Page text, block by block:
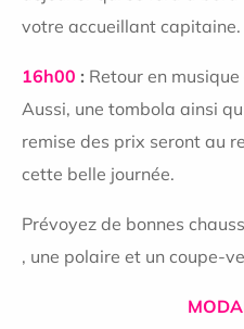
votre accueillant capitaine.
16h00 : Retour en
Aussi, une tombola ainsi
remise des prix seront au
cette belle journée.
Prévoyez de bonnes
, une polaire et un coupe-